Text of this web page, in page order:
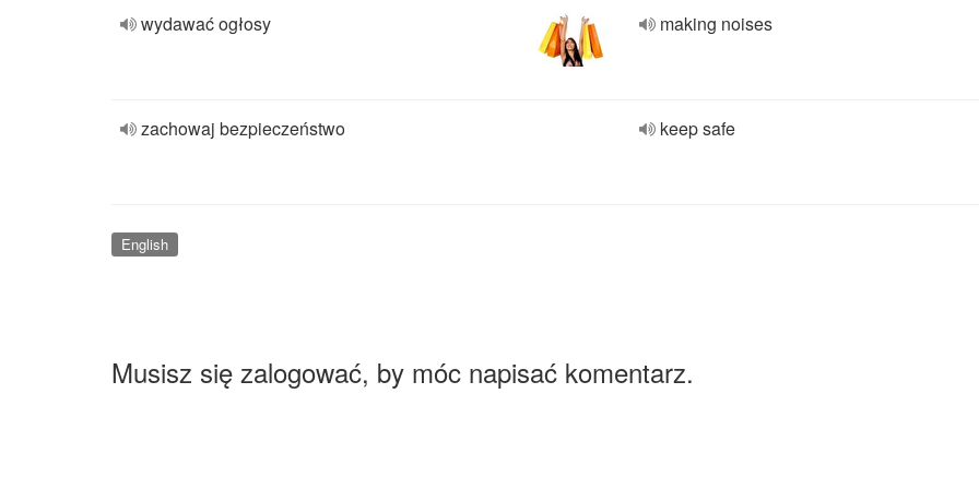
wydawać ogłosy making noises
zachowaj bezpieczeństwo keep safe
English
Musisz się zalogować, by móc napisać komentarz.